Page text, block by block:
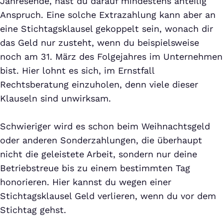
Anspruch. Eine solche Extrazahlung kann aber an
eine Stichtagsklausel gekoppelt sein, wonach dir
das Geld nur zusteht, wenn du beispielsweise
noch am 31. März des Folgejahres im Unternehmen
bist. Hier lohnt es sich, im Ernstfall
Rechtsberatung einzuholen, denn viele dieser
Klauseln sind unwirksam.
Schwieriger wird es schon beim Weihnachtsgeld
oder anderen Sonderzahlungen, die überhaupt
nicht die geleistete Arbeit, sondern nur deine
Betriebstreue bis zu einem bestimmten Tag
honorieren. Hier kannst du wegen einer
Stichtagsklausel Geld verlieren, wenn du vor dem
Stichtag gehst.